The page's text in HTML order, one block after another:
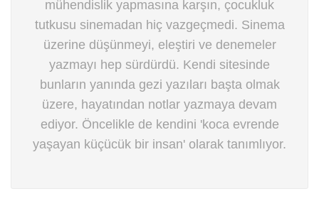
mühendislik yapmasına karşın, çocukluk
tutkusu sinemadan hiç vazgeçmedi. Sinema
üzerine düşünmeyi, eleştiri ve denemeler
yazmayı hep sürdürdü. Kendi sitesinde
bunların yanında gezi yazıları başta olmak
üzere, hayatından notlar yazmaya devam
ediyor. Öncelikle de kendini 'koca evrende
yaşayan küçücük bir insan' olarak tanımlıyor.